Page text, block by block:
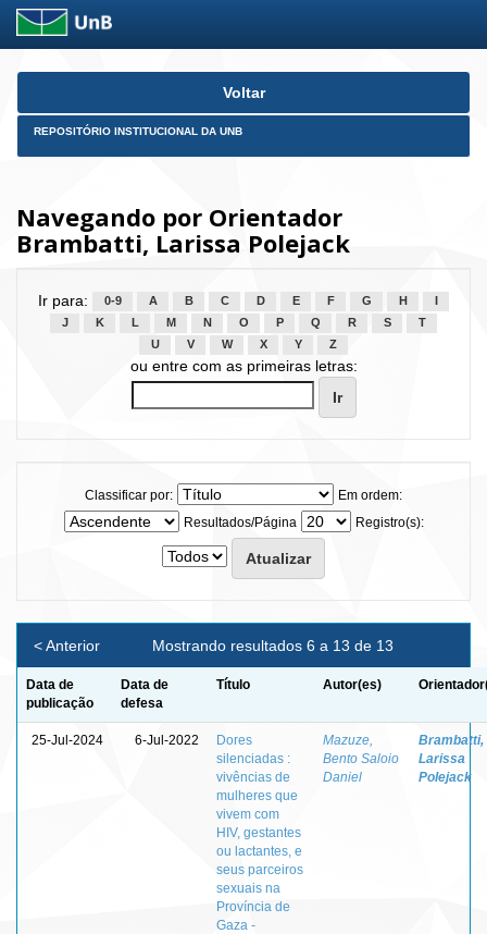
Skip
Voltar
REPOSITÓRIO INSTITUCIONAL DA UNB
Navegando por Orientador
Brambatti, Larissa Polejack
Ir para: 0-9 A B C D E F G H
J
K L M N O P Q R S
T
U
V W X Y Z
ou entre com as primeiras letras:
Classificar por:
Em ordem:
Resultados/Página
Registro(s):
Mostrando resultados 6 a 13 de 13
< Anterior
Data de
publicação
Data de
defesa
Título Autor(es)
25-Jul-2024 6-Jul-2022
Dores
silenciadas :
vivências de
mulheres que
vivem com
HIV, gestantes
ou lactantes, e
seus parceiros
sexuais na
Província de
Gaza -
Mazuze,
Bento Saloio
Daniel
Brambatti,
Larissa
Polejack